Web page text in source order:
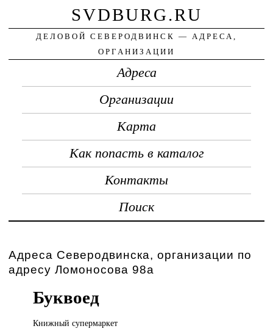
SVDBURG.RU
ДЕЛОВОЙ СЕВЕРОДВИНСК — АДРЕСА,
ОРГАНИЗАЦИИ
Адреса
Организации
Карта
Как попасть в каталог
Контакты
Поиск
Адреса Северодвинска, организации по
адресу Ломоносова 98а
Буквоед
Книжный супермаркет